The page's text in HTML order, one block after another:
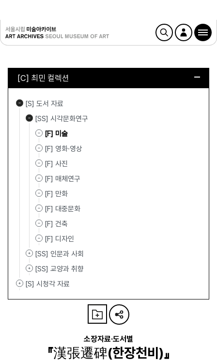
[C] 최민 컬렉션
[S] 도서 자료
[SS] 시각문화연구
[F] 미술
[F] 영화·영상
[F] 사진
[F] 매체연구
[F] 만화
[F] 대중문화
[F] 건축
[F] 디자인
[SS] 인문과 사회
[SS] 교양과 취향
[S] 시청각 자료
소장자료·도서별
『漢張遷碑(한장천비)』